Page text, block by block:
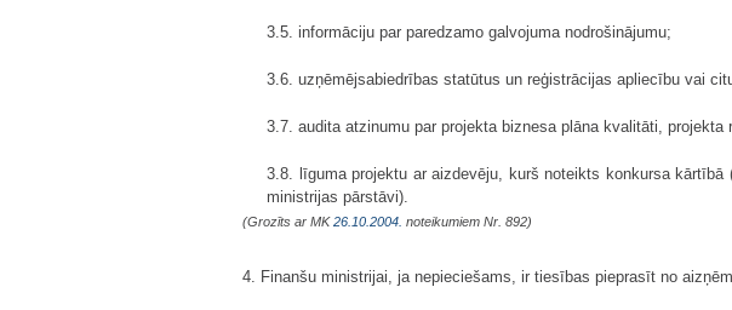
3.5. informāciju par paredzamo galvojuma nodrošinājumu;
3.6. uzņēmējsabiedrības statūtus un reģistrācijas apliecību vai
3.7. audita atzinumu par projekta biznesa plāna kvalitāti,
3.8. līguma projektu ar aizdevēju, kurš noteikts konkursa
ministrijas pārstāvi).
(Grozīts ar MK26.10.2004. noteikumiem Nr. 892)
4. Finanšu ministrijai, ja nepieciešams, ir tiesības pieprasīt no